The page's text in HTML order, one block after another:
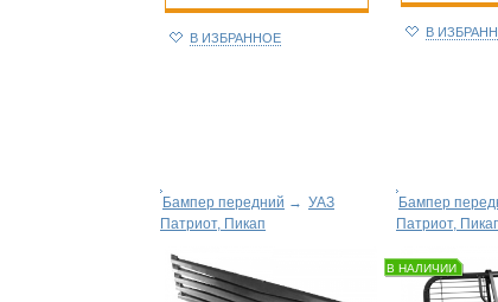
В ИЗБРАННОЕ В
Бампер передний → УАЗ
Патриот, Пикап
Бампер
Патриот,
В НАЛИЧИИ